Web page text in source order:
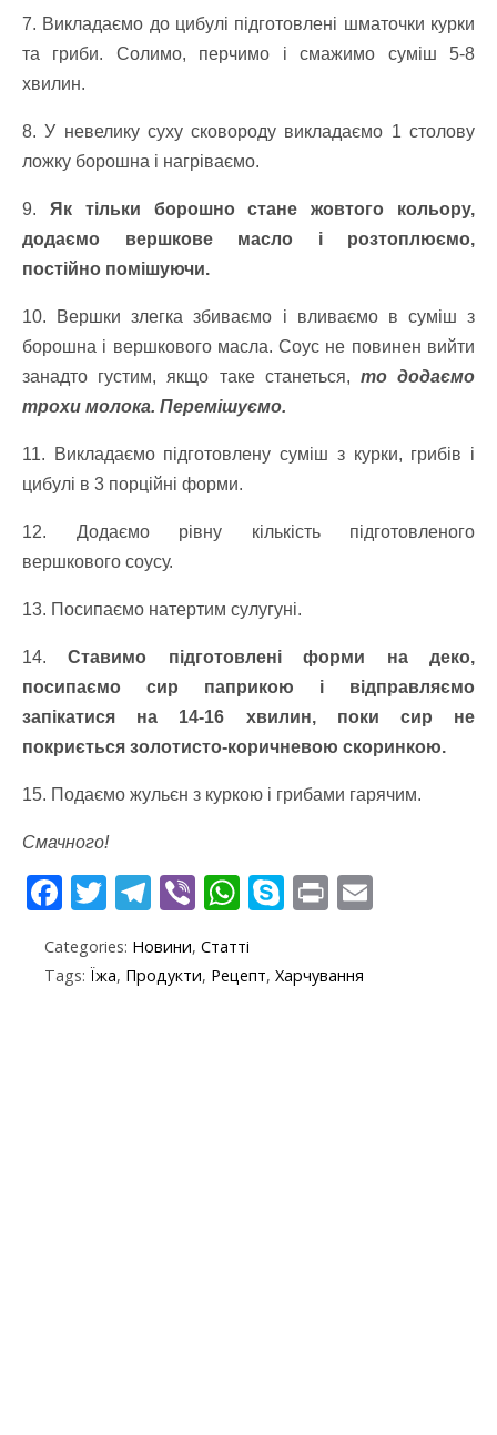
7. Викладаємо до цибулі підготовлені шматочки курки
та гриби. Солимо, перчимо і смажимо суміш 5-8
хвилин.
8. У невелику суху сковороду викладаємо 1 столову
ложку борошна і нагріваємо.
9. Як тільки борошно стане жовтого кольору,
додаємо вершкове масло і розтоплюємо,
постійно помішуючи.
10. Вершки злегка збиваємо і вливаємо в суміш з
борошна і вершкового масла. Соус не повинен вийти
занадто густим, якщо таке станеться, то додаємо
трохи молока. Перемішуємо.
11. Викладаємо підготовлену суміш з курки, грибів і
цибулі в 3 порційні форми.
12. Додаємо рівну кількість підготовленого
вершкового соусу.
13. Посипаємо натертим сулугуні.
14.Ставимо підготовлені форми на деко,
посипаємо сир паприкою і відправляємо
запікатися на 14-16 хвилин, поки сир не
покриється золотисто-коричневою скоринкою.
15. Подаємо жульєн з куркою і грибами гарячим.
Смачного!
F
e
b
T
itt
er
T
e
gr
Vi
er
W
at
S
y
p
Pr
t
Categories: Новини, Статті
Tags: Їжа, Продукти, Рецепт, Харчування